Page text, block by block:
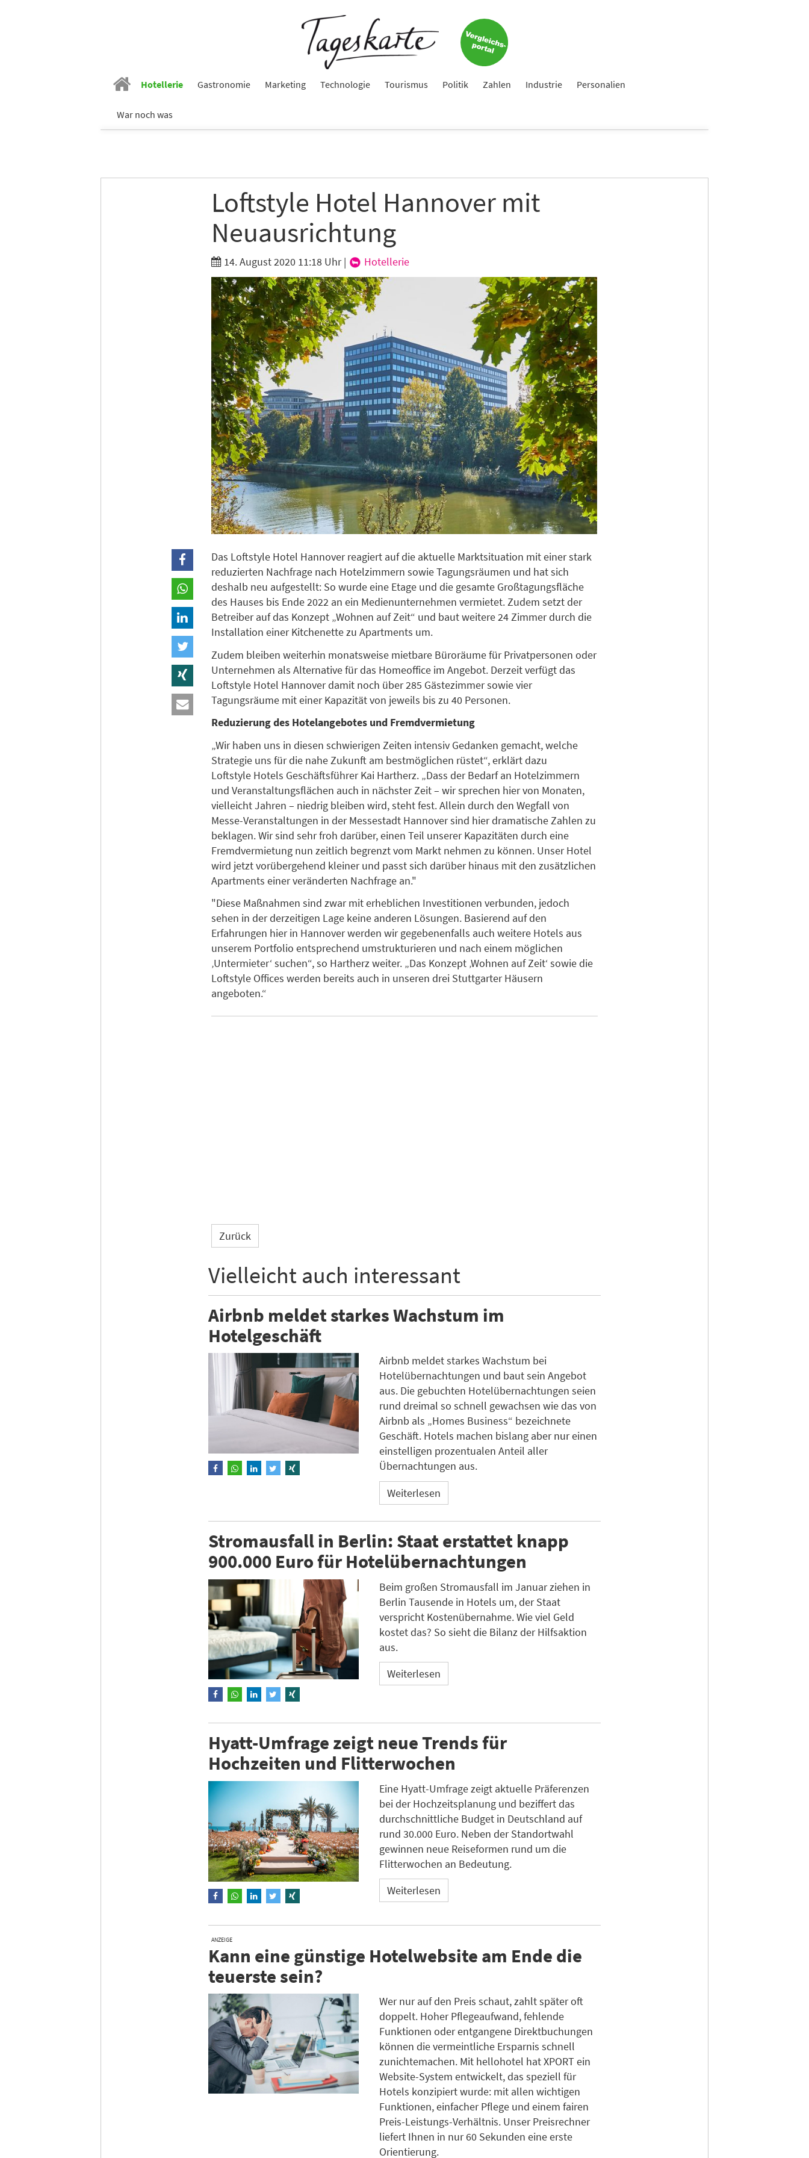
Hotellerie Gastronomie Marketing Technologie Tourismus Politik Zahlen Industrie Personalien
War noch was
Loftstyle Hotel Hannover mit
Neuausrichtung
14. August 2020 11:18 Uhr| Hotellerie
Das Loftstyle Hotel Hannover reagiert auf die aktuelle Marktsituation mit einer stark
reduzierten Nachfrage nach Hotelzimmern sowie Tagungsräumen und hat sich
deshalb neu aufgestellt: So wurde eine Etage und die gesamte Großtagungsfläche
des Hauses bis Ende 2022 an ein Medienunternehmen vermietet. Zudem setzt der
Betreiber auf das Konzept „Wohnen auf Zeit“ und baut weitere 24 Zimmer durch die
Installation einer Kitchenette zu Apartments um.
Zudem bleiben weiterhin monatsweise mietbare Büroräume für Privatpersonen oder
Unternehmen als Alternative für das Homeoffice im Angebot. Derzeit verfügt das
Loftstyle Hotel Hannover damit noch über 285 Gästezimmer sowie vier
Tagungsräume mit einer Kapazität von jeweils bis zu 40 Personen.
Reduzierung des Hotelangebotes und Fremdvermietung
„Wir haben uns in diesen schwierigen Zeiten intensiv Gedanken gemacht, welche
Strategie uns für die nahe Zukunft am bestmöglichen rüstet“, erklärt dazu
Loftstyle Hotels Geschäftsführer Kai Hartherz. „Dass der Bedarf an Hotelzimmern
und Veranstaltungsflächen auch in nächster Zeit – wir sprechen hier von Monaten,
vielleicht Jahren – niedrig bleiben wird, steht fest. Allein durch den Wegfall von
Messe-Veranstaltungen in der Messestadt Hannover sind hier dramatische Zahlen zu
beklagen. Wir sind sehr froh darüber, einen Teil unserer Kapazitäten durch eine
Fremdvermietung nun zeitlich begrenzt vom Markt nehmen zu können. Unser Hotel
wird jetzt vorübergehend kleiner und passt sich darüber hinaus mit den zusätzlichen
Apartments einer veränderten Nachfrage an."
"Diese Maßnahmen sind zwar mit erheblichen Investitionen verbunden, jedoch
sehen in der derzeitigen Lage keine anderen Lösungen. Basierend auf den
Erfahrungen hier in Hannover werden wir gegebenenfalls auch weitere Hotels aus
unserem Portfolio entsprechend umstrukturieren und nach einem möglichen
‚Untermieter‘ suchen“, so Hartherz weiter. „Das Konzept ‚Wohnen auf Zeit‘ sowie die
Loftstyle Offices werden bereits auch in unseren drei Stuttgarter Häusern
angeboten.“
Zurück
Vielleicht auch interessant
Airbnb meldet starkes Wachstum im
Hotelgeschäft
Airbnb meldet starkes Wachstum bei
Hotelübernachtungen und baut sein Angebot
aus. Die gebuchten Hotelübernachtungen seien
rund dreimal so schnell gewachsen wie das von
Airbnb als „Homes Business“ bezeichnete
Geschäft. Hotels machen bislang aber nur einen
einstelligen prozentualen Anteil aller
Übernachtungen aus.
Weiterlesen
Stromausfall in Berlin: Staat erstattet knapp
900.000 Euro für Hotelübernachtungen
Beim großen Stromausfall im Januar ziehen in
Berlin Tausende in Hotels um, der Staat
verspricht Kostenübernahme. Wie viel Geld
kostet das? So sieht die Bilanz der Hilfsaktion
aus.
Weiterlesen
Hyatt-Umfrage zeigt neue Trends für
Hochzeiten und Flitterwochen
Eine Hyatt-Umfrage zeigt aktuelle Präferenzen
bei der Hochzeitsplanung und beziffert das
durchschnittliche Budget in Deutschland auf
rund 30.000 Euro. Neben der Standortwahl
gewinnen neue Reiseformen rund um die
Flitterwochen an Bedeutung.
Weiterlesen
ANZEIGE
Kann eine günstige Hotelwebsite am Ende die
teuerste sein?
Wer nur auf den Preis schaut, zahlt später oft
doppelt. Hoher Pflegeaufwand, fehlende
Funktionen oder entgangene Direktbuchungen
können die vermeintliche Ersparnis schnell
zunichtemachen. Mit hellohotel hat XPORT ein
Website-System entwickelt, das speziell für
Hotels konzipiert wurde: mit allen wichtigen
Funktionen, einfacher Pflege und einem fairen
Preis-Leistungs-Verhältnis. Unser Preisrechner
liefert Ihnen in nur 60 Sekunden eine erste
Orientierung.